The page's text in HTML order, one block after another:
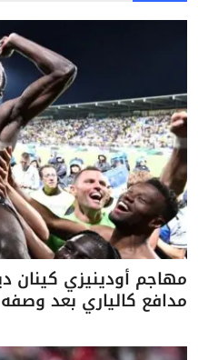
مهاجم أودينيزي
مدافع كالياري بعد وصفه